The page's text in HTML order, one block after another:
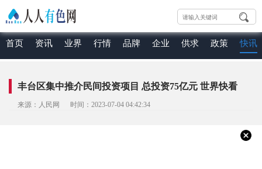
首页 资讯 业界 行情 品牌 企业 供求 政策 快讯
丰台区集中推介民间投资项目 总投资75亿元 世界快看
来源：人民网 时间：2023-07-04 04:42:34